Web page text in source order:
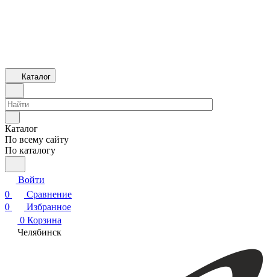
Каталог
Каталог
По всему сайту
По каталогу
Войти
0
Сравнение
0
Избранное
0 Корзина
Челябинск